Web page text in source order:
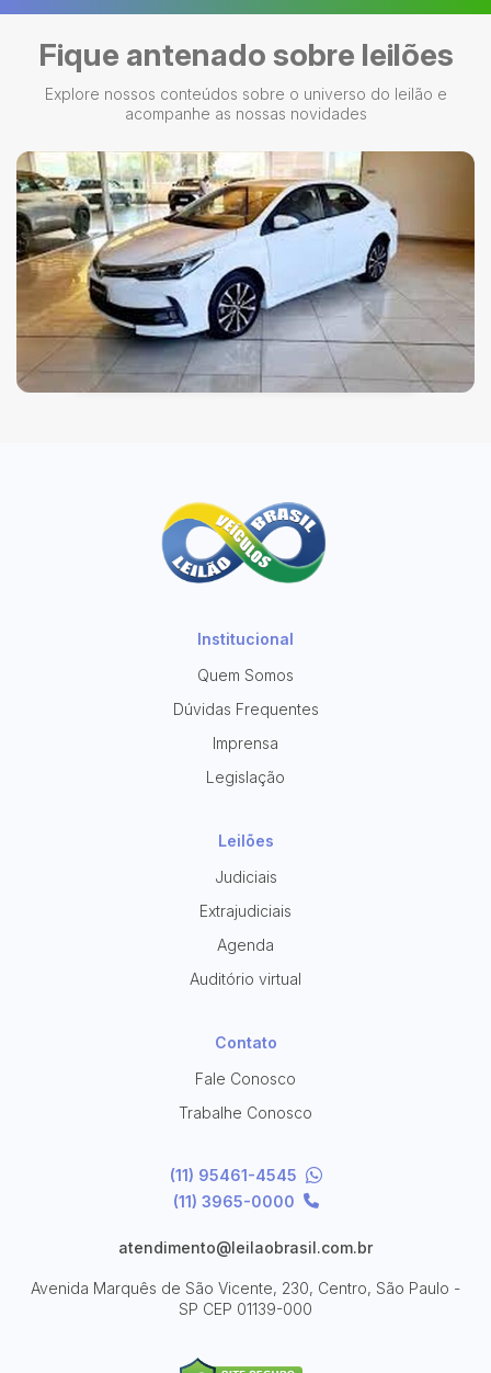
Fique antenado sobre leilões
Explore nossos conteúdos sobre o universo do leilão e
acompanhe as nossas novidades
Institucional
Quem Somos
Dúvidas Frequentes
Imprensa
Legislação
Leilões
Judiciais
Extrajudiciais
Agenda
Auditório virtual
Contato
Fale Conosco
Trabalhe Conosco
(11) 95461-4545
(11) 3965-0000
atendimento@leilaobrasil.com.br
Avenida Marquês de São Vicente, 230, Centro, São Paulo -
SP CEP 01139-000